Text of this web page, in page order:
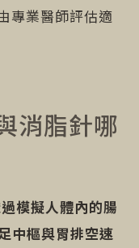
專業醫師評估適
消脂針哪
模擬人體內的腸
中樞與胃排空速